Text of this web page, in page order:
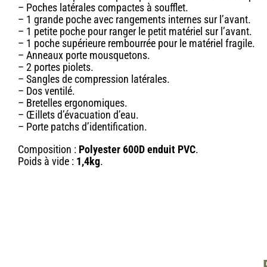
– Poches latérales compactes à soufflet.
– 1 grande poche avec rangements internes sur l’avant.
– 1 petite poche pour ranger le petit matériel sur l’avant.
– 1 poche supérieure rembourrée pour le matériel fragile.
– Anneaux porte mousquetons.
– 2 portes piolets.
– Sangles de compression latérales.
– Dos ventilé.
– Bretelles ergonomiques.
– Œillets d’évacuation d’eau.
– Porte patchs d’identification.
Composition : Polyester 600D enduit PVC.
Poids à vide : 1,4kg.